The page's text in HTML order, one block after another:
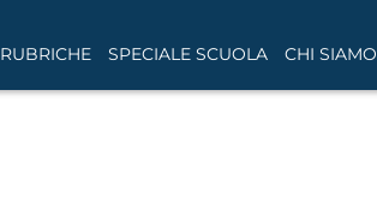
RUBRICHE SPECIALE SCUOLA CHI SIAMO